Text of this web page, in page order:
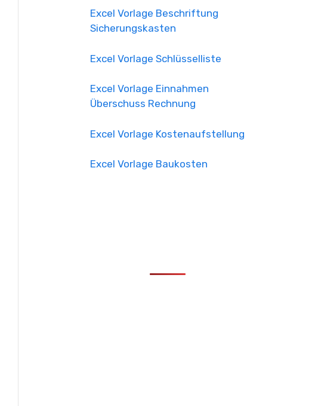
Excel Vorlage Beschriftung
Sicherungskasten
Excel Vorlage Schlüsselliste
Excel Vorlage Einnahmen
Überschuss Rechnung
Excel Vorlage Kostenaufstellung
Excel Vorlage Baukosten